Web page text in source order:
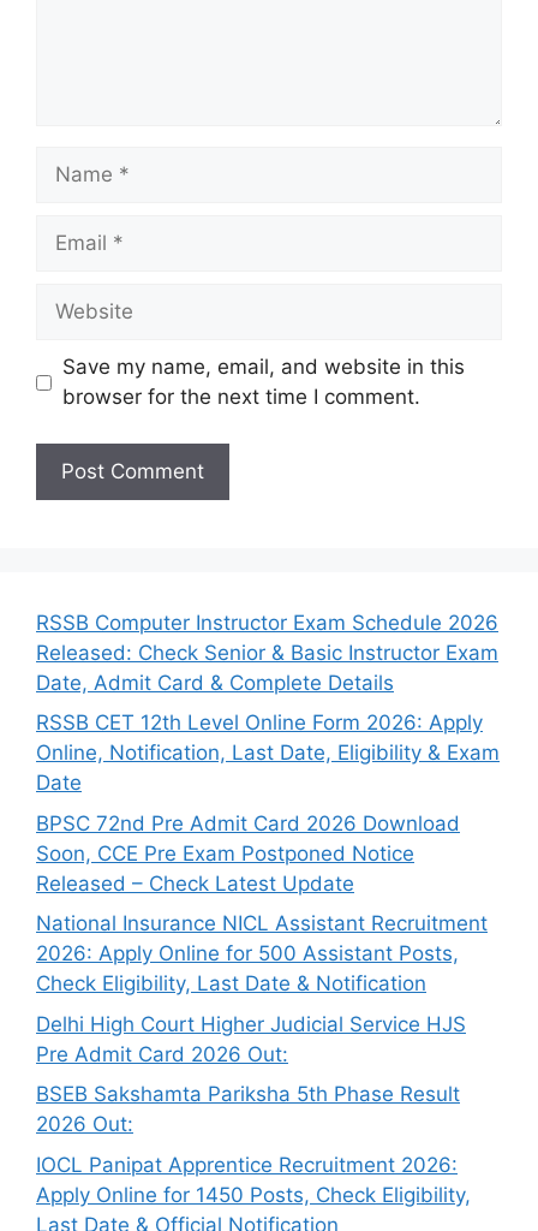
Name
Email
Website
Save my name, email, and website in this
browser for the next time I comment.
RSSB Computer Instructor Exam Schedule 2026
Released: Check Senior & Basic Instructor Exam
Date, Admit Card & Complete Details
RSSB CET 12th Level Online Form 2026: Apply
Online, Notification, Last Date, Eligibility & Exam
Date
BPSC 72nd Pre Admit Card 2026 Download
Soon, CCE Pre Exam Postponed Notice
Released – Check Latest Update
National Insurance NICL Assistant Recruitment
2026: Apply Online for 500 Assistant Posts,
Check Eligibility, Last Date & Notification
Delhi High Court Higher Judicial Service HJS
Pre Admit Card 2026 Out:
BSEB Sakshamta Pariksha 5th Phase Result
2026 Out:
IOCL Panipat Apprentice Recruitment 2026:
Apply Online for 1450 Posts, Check Eligibility,
Last Date & Official Notification